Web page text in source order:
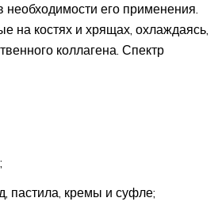
необходимости его применения.
на костях и хрящах, охлаждаясь,
коллагена. Спектр
пастила, кремы и суфле;